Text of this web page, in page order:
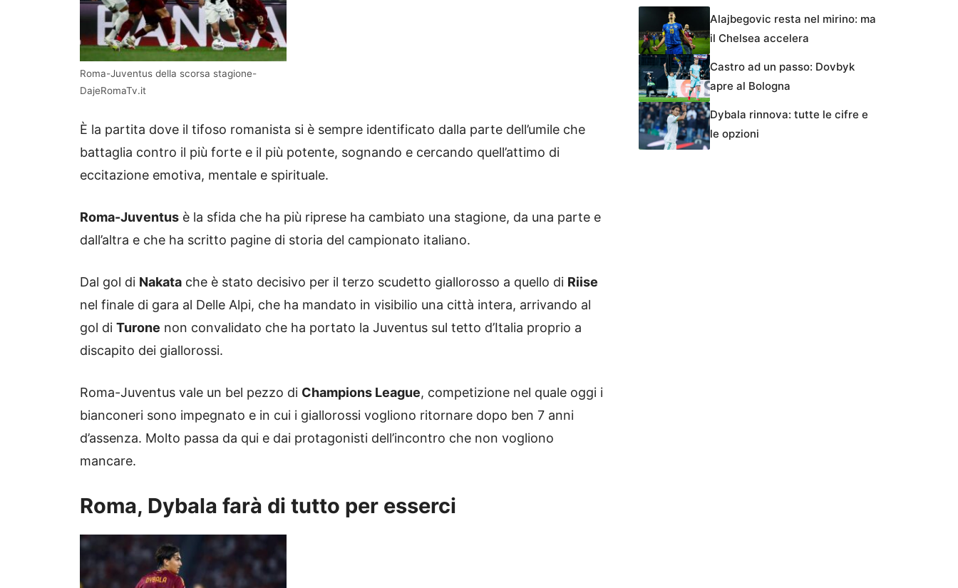
Roma-Juventus della scorsa stagione-
DajeRomaTv.it
È la partita dove il tifoso romanista si è sempre identificato dalla parte dell’umile che
battaglia contro il più forte e il più potente, sognando e cercando quell’attimo di
eccitazione emotiva, mentale e spirituale.
Roma-Juventus è la sfida che ha più riprese ha cambiato una stagione, da una parte e
dall’altra e che ha scritto pagine di storia del campionato italiano.
Dal gol di Nakata che è stato decisivo per il terzo scudetto giallorosso a quello di Riise
nel finale di gara al Delle Alpi, che ha mandato in visibilio una città intera, arrivando al
gol di Turone non convalidato che ha portato la Juventus sul tetto d’Italia proprio a
discapito dei giallorossi.
Roma-Juventus vale un bel pezzo di Champions League, competizione nel quale oggi i
bianconeri sono impegnato e in cui i giallorossi vogliono ritornare dopo ben 7 anni
d’assenza. Molto passa da qui e dai protagonisti dell’incontro che non vogliono
mancare.
Roma, Dybala farà di tutto per esserci
Alajbegovic resta nel mirino: ma
il Chelsea accelera
Castro ad un passo: Dovbyk
apre al Bologna
Dybala rinnova: tutte le cifre e
le opzioni